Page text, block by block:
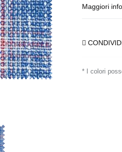
Maggiori
* I colori